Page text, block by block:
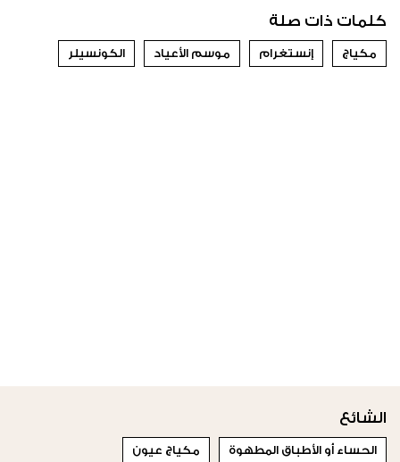
كلمات ذات صلة
مكياج إنستغرام موسم الأعياد الكونسيلر
الشائع
الحساء أو الأطباق المطهوة مكياج عيون